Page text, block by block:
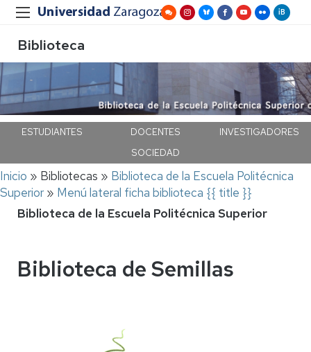
Biblioteca
ESTUDIANTES DOCENTES
INVESTIGADORES
SOCIEDAD
Ruta
de
navegación
Inicio Bibliotecas
Biblioteca de la Escuela Politécnica
Superior
Menú lateral ficha biblioteca {{ title }}
Biblioteca de la Escuela Politécnica Superior
Biblioteca de Semillas